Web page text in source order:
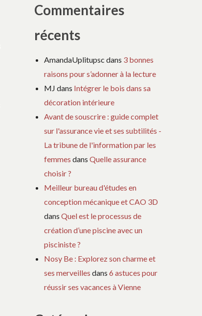
Commentaires
récents
AmandaUplitupsc dans 3 bonnes
raisons pour s’adonner à la lecture
MJ dans Intégrer le bois dans sa
décoration intérieure
Avant de souscrire : guide complet
sur l'assurance vie et ses subtilités -
La tribune de l'information par les
femmes dansQuelle assurance
choisir ?
Meilleur bureau d'études en
conception mécanique et CAO 3D
dansQuel est le processus de
création d’une piscine avec un
pisciniste ?
Nosy Be : Explorez son charme et
ses merveilles dans6 astuces pour
réussir ses vacances à Vienne